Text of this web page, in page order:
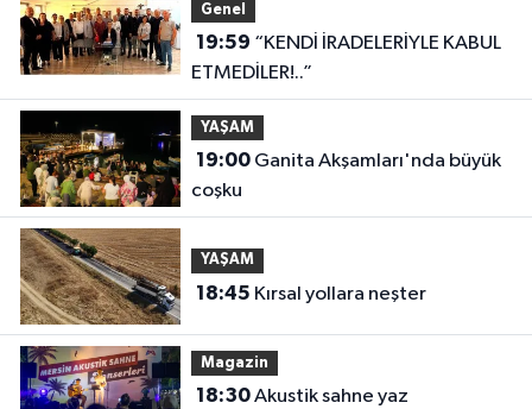
Genel
19:59
ETMEDİLER!..”
YAŞAM
19:00Ganita Akşamları'nda büyük
coşku
YAŞAM
18:45 Kırsal yollara neşter
Magazin
18:30Akustik sahne yaz